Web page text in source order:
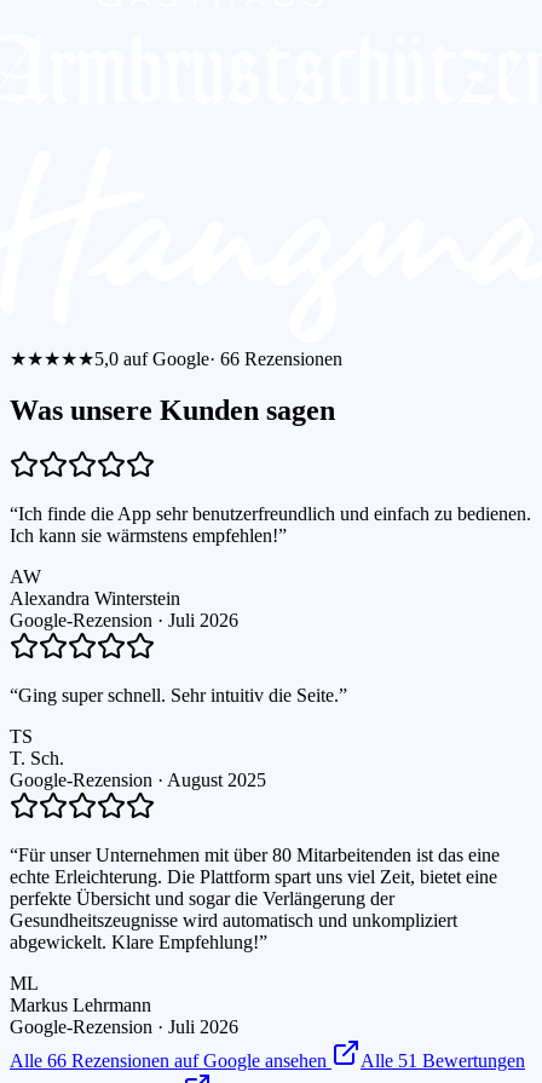
★★★★★5,0 auf Google· 66 Rezensionen
Was unsere Kunden sagen
“Ich finde die App sehr benutzerfreundlich und einfach zu bedienen.
Ich kann sie wärmstens empfehlen!”
AW
Alexandra Winterstein
Google-Rezension · Juli 2026
“Ging super schnell. Sehr intuitiv die Seite.”
TS
T. Sch.
Google-Rezension · August 2025
“Für unser Unternehmen mit über 80 Mitarbeitenden ist das eine
echte Erleichterung. Die Plattform spart uns viel Zeit, bietet eine
perfekte Übersicht und sogar die Verlängerung der
Gesundheitszeugnisse wird automatisch und unkompliziert
abgewickelt. Klare Empfehlung!”
ML
Markus Lehrmann
Google-Rezension · Juli 2026
Alle 66 Rezensionen auf Google ansehen Alle 51 Bewertungen